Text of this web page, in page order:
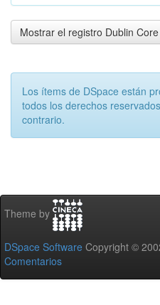
Mostrar el registro Dublin
Los ítems de DSpace están
todos los derechos
contrario.
Theme by
DSpace Software Copyright ©
Comentarios